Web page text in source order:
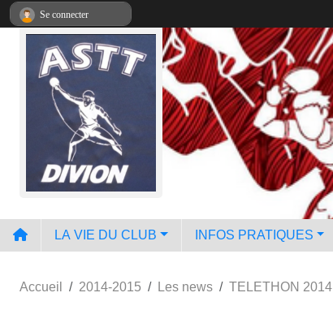
LA VIE DU CLUB INFOS PRATIQUES
Accueil 2014-2015 Les news TELETHON 2014
Se connecter
Panneau de gestion des cookies